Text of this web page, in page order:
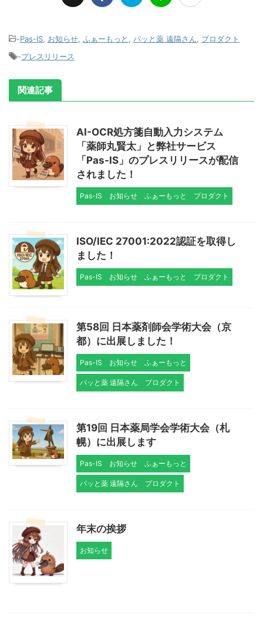
-Pas-IS お知らせ ふぁーもっと パッと薬 遠隔さん
プロダクト
-プレスリリース
関連記事
AI-OCR処方箋自動入力システム
「薬師丸賢太」と弊社サービス
「Pas-IS」のプレスリリースが配信
されました！
Pas-IS お知らせ ふぁーもっと プロダクト
ISO/IEC 27001:2022認証を取得し
ました！
Pas-IS お知らせ ふぁーもっと プロダクト
第58回 日本薬剤師会学術大会（京
都）に出展しました！
Pas-IS お知らせ ふぁーもっと
パッと薬 遠隔さん プロダクト
第19回 日本薬局学会学術大会（札
幌）に出展します
Pas-IS お知らせ ふぁーもっと
パッと薬 遠隔さん プロダクト
年末の挨拶
お知らせ